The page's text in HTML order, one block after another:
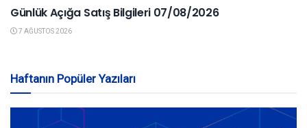
Günlük Açığa Satış Bilgileri 07/08/2026
7 AĞUSTOS 2026
Haftanın Popüler Yazıları